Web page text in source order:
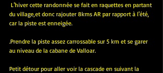
L'hiver cette randonnée se fait en raquettes en partant
du village,et donc rajouter 8kms AR par rapport à l'été,
car la piste est enneigée.
.Prendre la piste assez carrossable sur 5 km et se garer
au niveau de la cabane de Valloar.
Petit détour pour aller voir la cascade en suivant la